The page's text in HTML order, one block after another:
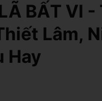
BẤT VI -
Lâm,
Hay